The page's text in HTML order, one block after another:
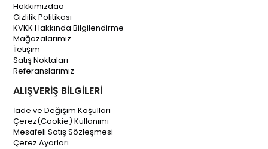
Hakkımızdaa
Gizlilik Politikası
KVKK Hakkında Bilgilendirme
Mağazalarımız
İletişim
Satış Noktaları
Referanslarımız
ALIŞVERİŞ BİLGİLERİ
İade ve Değişim Koşulları
Çerez(Cookie) Kullanımı
Mesafeli Satış Sözleşmesi
Çerez Ayarları